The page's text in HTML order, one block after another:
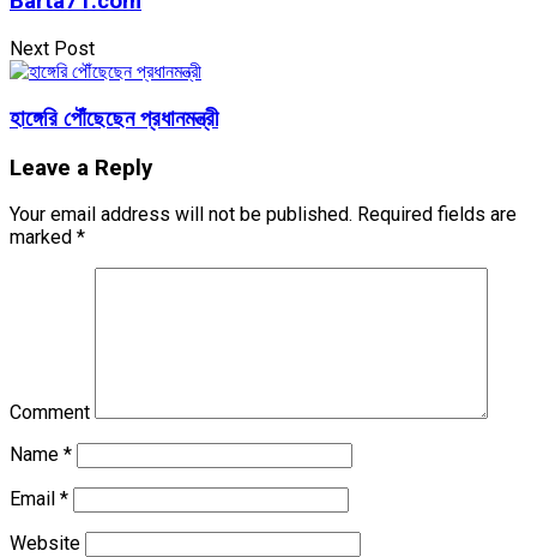
Next Post
হাঙ্গেরি পৌঁছেছেন প্রধানমন্ত্রী
Leave a Reply
Your email address will not be published. Required fields are
marked *
Comment
Name *
Email *
Website